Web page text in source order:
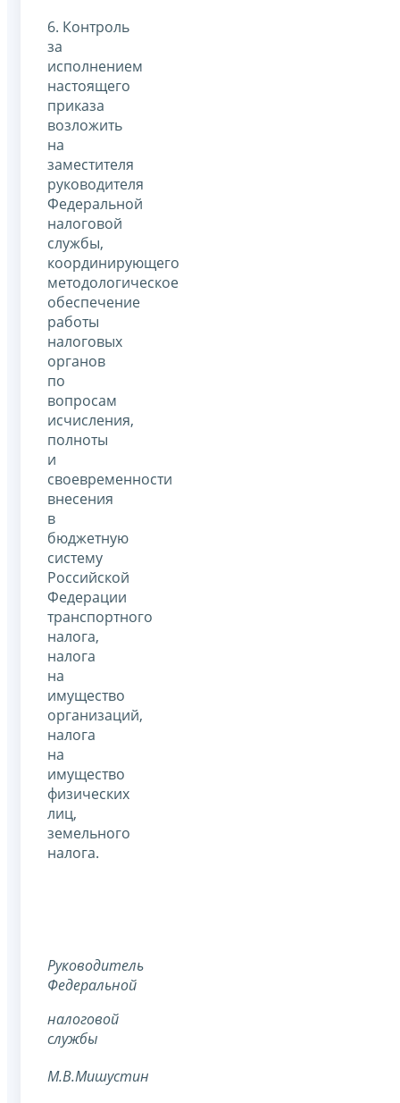
6. Контроль
за
исполнением
настоящего
приказа
возложить
на
заместителя
руководителя
Федеральной
налоговой
службы,
координирующего
методологическое
обеспечение
работы
налоговых
органов
по
вопросам
исчисления,
полноты
и
своевременности
внесения
в
бюджетную
систему
Российской
Федерации
транспортного
налога,
налога
на
имущество
организаций,
налога
на
имущество
физических
лиц,
земельного
налога.
Руководитель
Федеральной
налоговой
службы
М.В.Мишустин